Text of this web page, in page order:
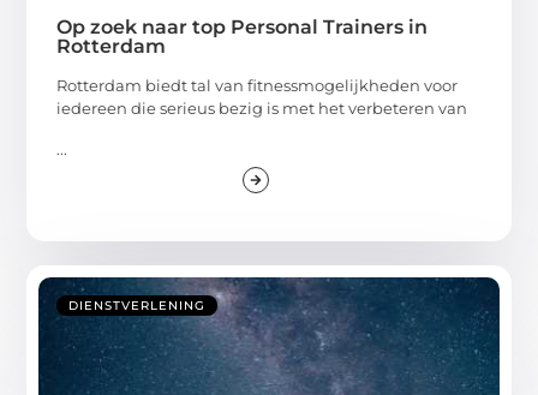
Op zoek naar top Personal Trainers in
Rotterdam
Rotterdam biedt tal van fitnessmogelijkheden voor
iedereen die serieus bezig is met het verbeteren van
...
DIENSTVERLENING